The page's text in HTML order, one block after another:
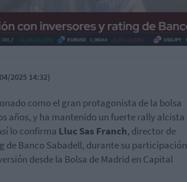
2025 14:32)
como el gran protagonista de la bolsa
años, y ha mantenido un fuerte rally alcista
lo confirma Lluc Sas Franch, director de
de Banco Sabadell, durante su participación
desde la Bolsa de Madrid en Capital